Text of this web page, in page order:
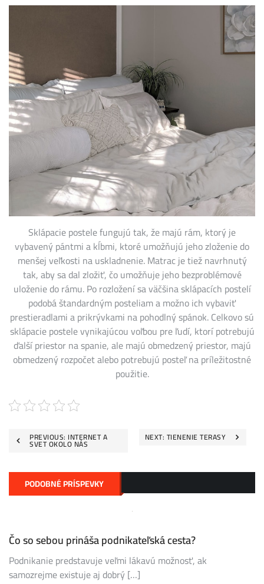
Sklápacie postele fungujú tak, že majú rám, ktorý je
vybavený pántmi a kĺbmi, ktoré umožňujú jeho zloženie do
menšej veľkosti na uskladnenie. Matrac je tiež navrhnutý
tak, aby sa dal zložiť, čo umožňuje jeho bezproblémové
uloženie do rámu. Po rozložení sa väčšina sklápacích postelí
podobá štandardným posteliam a možno ich vybaviť
prestieradlami a prikrývkami na pohodlný spánok. Celkovo sú
sklápacie postele vynikajúcou voľbou pre ľudí, ktorí potrebujú
ďalší priestor na spanie, ale majú obmedzený priestor, majú
obmedzený rozpočet alebo potrebujú posteľ na príležitostné
použitie.
Navigace
příspěvek
PREVIOUS: INTERNET A
SVET OKOLO NÁS
NEXT: TIENENIE TERASY
PODOBNÉ PRÍSPEVKY
Čo so sebou prináša podnikateľská cesta?
Podnikanie predstavuje veľmi lákavú možnosť, ak
samozrejme existuje aj dobrý […]